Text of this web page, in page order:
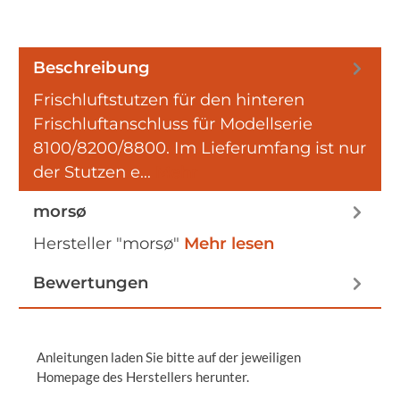
Beschreibung
Frischluftstutzen für den hinteren
Frischluftanschluss für Modellserie
8100/8200/8800. Im Lieferumfang ist nur
der Stutzen e…
morsø
Hersteller "morsø" Mehr lesen
Bewertungen
Anleitungen laden Sie bitte auf der jeweiligen
Homepage des Herstellers herunter.